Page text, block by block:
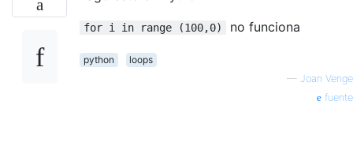
for i in range (100,0) no funciona
python
loops
— Joan Venge
fuente